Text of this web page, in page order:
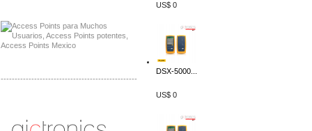
-------------------------------------------------
US$ 0
DSX-5000...
US$ 0